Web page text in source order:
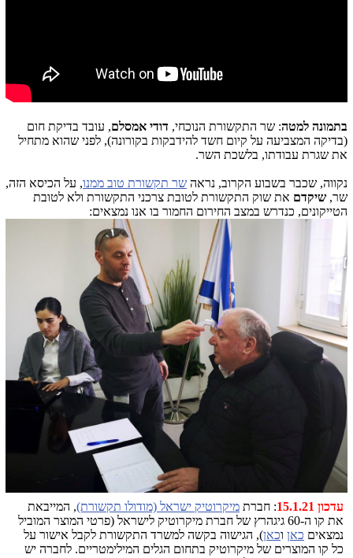
בתמונה למטה: שר התקשורת הנוכחי, דודי אמסלם, עובד בדיקת חום
(בדיקה המצביעה על קיום חשד להידבקות בקורונה), לפני שהוא מתחיל
את שגרת עבודתו, בלשכת השר.
נקווה, שכבר בשבוע הקרוב, נראה שר תקשורת טוב ממנו, על הכיסא הזה,
שר, שיקדם את שוק התקשורת לטובת צרכני התקשורת ולא לטובת
הטייקונים, כנדרש במצב החירום החמור בו אנו נמצאים:
עדכון 15.1.21 : חברת מיקרוטיק ישראל (מודולו תקשורת), המייבאת
את קו ה-60 גיגהרץ של חברת מיקרוטיק לישראל (פרטי המוצר המוביל
נמצאים כאן וכאן), הגישוה בקשה למשרד התקשורת לקבל אישור על
כל קו המוצרים של מיקרוטיק בתחום הגלים המילימטריים. לחברה יש